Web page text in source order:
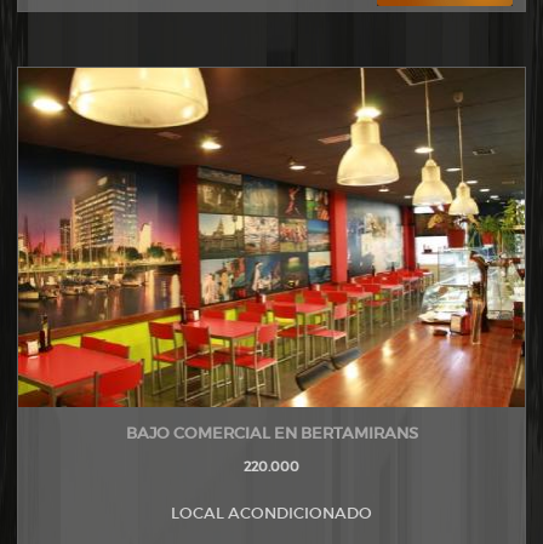
BAJO COMERCIAL EN BERTAMIRANS
220.000
LOCAL ACONDICIONADO